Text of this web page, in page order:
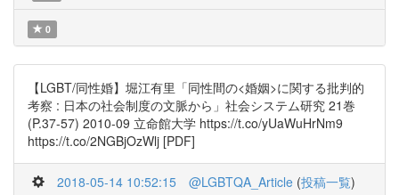
0
【LGBT/同性婚】堀江有里「同性間の<婚姻>に関する批判的
考察 : 日本の社会制度の文脈から」社会システム研究 21巻
(P.37-57) 2010-09 立命館大学 https://t.co/yUaWuHrNm9
https://t.co/2NGBjOzWlj [PDF]
2018-05-14 10:52:15 @LGBTQA_Article (投稿一覧)